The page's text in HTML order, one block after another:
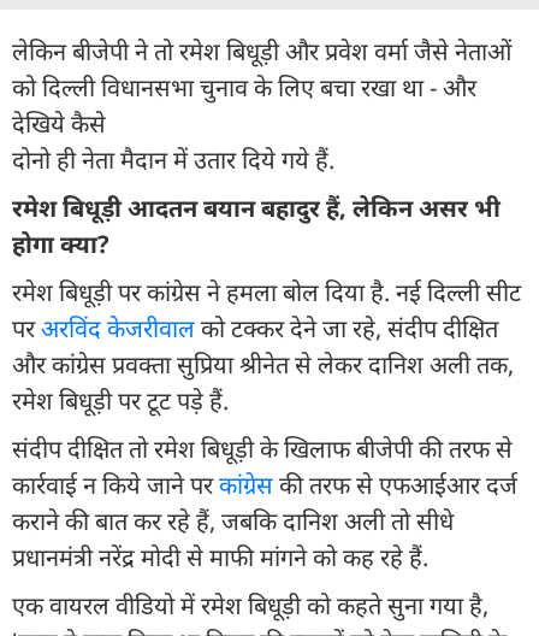
लेकिन बीजेपी ने तो रमेश बिधूड़ी और प्रवेश वर्मा जैसे नेताओं
को दिल्ली विधानसभा चुनाव के लिए बचा रखा था - और
देखिये कैसे
दोनो ही नेता मैदान में उतार दिये गये हैं.
रमेश बिधूड़ी आदतन बयान बहादुर हैं, लेकिन असर भी
होगा क्या?
रमेश बिधूड़ी पर कांग्रेस ने हमला बोल दिया है. नई दिल्ली सीट
परअरविंद केजरीवालको टक्कर देने जा रहे, संदीप दीक्षित
और कांग्रेस प्रवक्ता सुप्रिया श्रीनेत से लेकर दानिश अली तक,
रमेश बिधूड़ी पर टूट पड़े हैं.
संदीप दीक्षित तो रमेश बिधूड़ी के खिलाफ बीजेपी की तरफ से
कार्रवाई न किये जाने परकांग्रेसकी तरफ से एफआईआर दर्ज
कराने की बात कर रहे हैं, जबकि दानिश अली तो सीधे
प्रधानमंत्री नरेंद्र मोदी से माफी मांगने को कह रहे हैं.
एक वायरल वीडियो में रमेश बिधूड़ी को कहते सुना गया है,